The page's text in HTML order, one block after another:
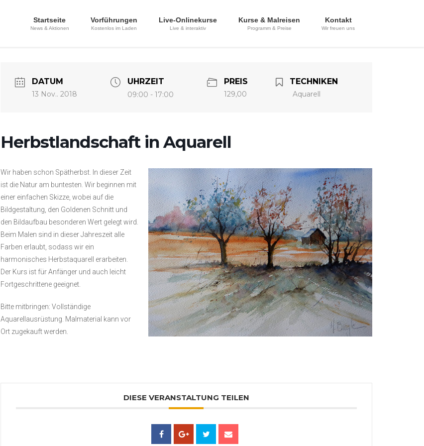
Startseite
News & Aktionen
Vorführungen
Kostenlos im Laden
Live-Onlinekurse
Live & interaktiv
Kurse & Malreisen
Programm & Preise
Kontakt
Wir freuen uns
DATUM
13 Nov.. 2018
UHRZEIT
09:00 - 17:00
PREIS
129,00
TECHNIKEN
Aquarell
Herbstlandschaft in Aquarell
Wir haben schon Spätherbst. In dieser Zeit
ist die Natur am buntesten. Wir beginnen mit
einer einfachen Skizze, wobei auf die
Bildgestaltung, den Goldenen Schnitt und
den Bildaufbau besonderen Wert gelegt wird.
Beim Malen sind in dieser Jahreszeit alle
Farben erlaubt, sodass wir ein
harmonisches Herbstaquarell erarbeiten.
Der Kurs ist für Anfänger und auch leicht
Fortgeschrittene geeignet.
Bitte mitbringen: Vollständige
Aquarellausrüstung. Malmaterial kann vor
Ort zugekauft werden.
DIESE VERANSTALTUNG TEILEN